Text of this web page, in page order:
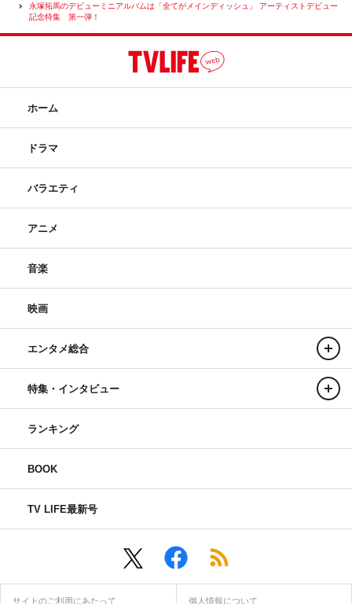
永塚拓馬のデビューミニアルバムは「全てがメインディッシュ」 アーティストデビュー
記念特集 第一弾！
ホーム
ドラマ
バラエティ
アニメ
音楽
映画
エンタメ総合
特集・インタビュー
ランキング
BOOK
TV LIFE最新号
サイトのご利用にあたって 個人情報について